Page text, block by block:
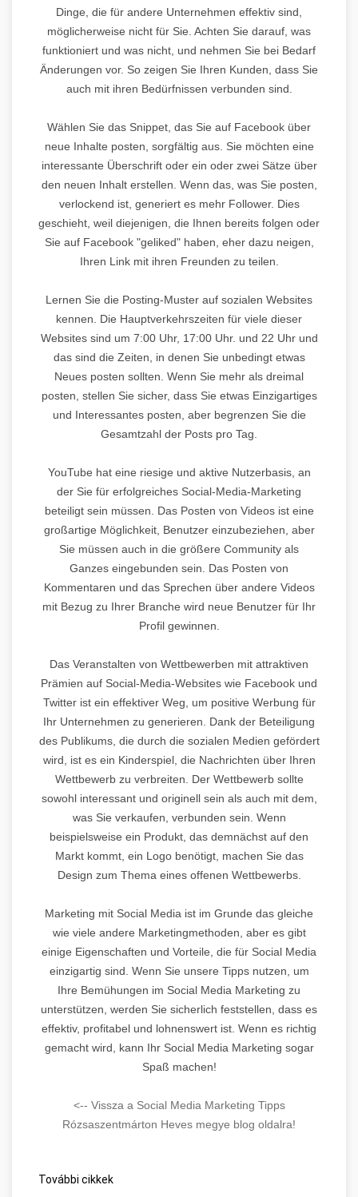
Dinge, die für andere Unternehmen effektiv sind,
möglicherweise nicht für Sie. Achten Sie darauf, was
funktioniert und was nicht, und nehmen Sie bei Bedarf
Änderungen vor. So zeigen Sie Ihren Kunden, dass Sie
auch mit ihren Bedürfnissen verbunden sind.
Wählen Sie das Snippet, das Sie auf Facebook über
neue Inhalte posten, sorgfältig aus. Sie möchten eine
interessante Überschrift oder ein oder zwei Sätze über
den neuen Inhalt erstellen. Wenn das, was Sie posten,
verlockend ist, generiert es mehr Follower. Dies
geschieht, weil diejenigen, die Ihnen bereits folgen oder
Sie auf Facebook "geliked" haben, eher dazu neigen,
Ihren Link mit ihren Freunden zu teilen.
Lernen Sie die Posting-Muster auf sozialen Websites
kennen. Die Hauptverkehrszeiten für viele dieser
Websites sind um 7:00 Uhr, 17:00 Uhr. und 22 Uhr und
das sind die Zeiten, in denen Sie unbedingt etwas
Neues posten sollten. Wenn Sie mehr als dreimal
posten, stellen Sie sicher, dass Sie etwas Einzigartiges
und Interessantes posten, aber begrenzen Sie die
Gesamtzahl der Posts pro Tag.
YouTube hat eine riesige und aktive Nutzerbasis, an
der Sie für erfolgreiches Social-Media-Marketing
beteiligt sein müssen. Das Posten von Videos ist eine
großartige Möglichkeit, Benutzer einzubeziehen, aber
Sie müssen auch in die größere Community als
Ganzes eingebunden sein. Das Posten von
Kommentaren und das Sprechen über andere Videos
mit Bezug zu Ihrer Branche wird neue Benutzer für Ihr
Profil gewinnen.
Das Veranstalten von Wettbewerben mit attraktiven
Prämien auf Social-Media-Websites wie Facebook und
Twitter ist ein effektiver Weg, um positive Werbung für
Ihr Unternehmen zu generieren. Dank der Beteiligung
des Publikums, die durch die sozialen Medien gefördert
wird, ist es ein Kinderspiel, die Nachrichten über Ihren
Wettbewerb zu verbreiten. Der Wettbewerb sollte
sowohl interessant und originell sein als auch mit dem,
was Sie verkaufen, verbunden sein. Wenn
beispielsweise ein Produkt, das demnächst auf den
Markt kommt, ein Logo benötigt, machen Sie das
Design zum Thema eines offenen Wettbewerbs.
Marketing mit Social Media ist im Grunde das gleiche
wie viele andere Marketingmethoden, aber es gibt
einige Eigenschaften und Vorteile, die für Social Media
einzigartig sind. Wenn Sie unsere Tipps nutzen, um
Ihre Bemühungen im Social Media Marketing zu
unterstützen, werden Sie sicherlich feststellen, dass es
effektiv, profitabel und lohnenswert ist. Wenn es richtig
gemacht wird, kann Ihr Social Media Marketing sogar
Spaß machen!
<-- Vissza a Social Media Marketing Tipps
Rózsaszentmárton Heves megye blog oldalra!
További cikkek